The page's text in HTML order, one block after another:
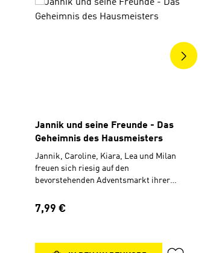
Jannik und seine Freunde - Das
Geheimnis des Hausmeisters
Jannik, Caroline, Kiara, Lea und Milan
freuen sich riesig auf den
bevorstehenden Adventsmarkt ihrer
Der alte Hausmeister stürzt von der
locker und mit einer Prise Humor
Regulärer Preis:
7,99 €